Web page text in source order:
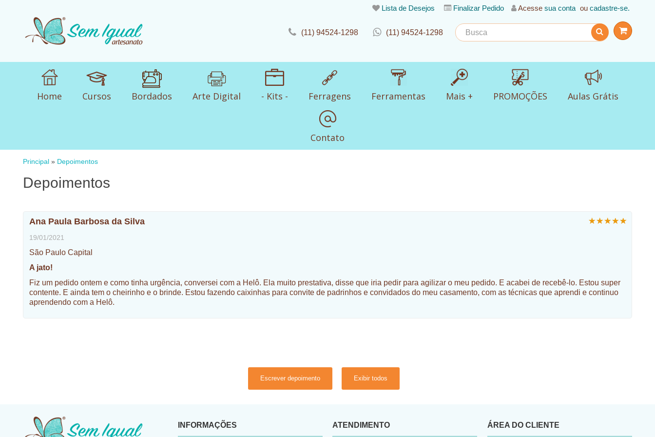
Lista de Desejos Finalizar Pedido Acesse sua conta ou cadastre-se.
(11) 94524-1298 (11) 94524-1298
Home Cursos Bordados Arte Digital - Kits - Ferragens Ferramentas Mais + PROMOÇÕES Aulas Grátis
Contato
Principal » Depoimentos
Depoimentos
Ana Paula Barbosa da Silva
19/01/2021
São Paulo Capital
A jato!
Fiz um pedido ontem e como tinha urgência, conversei com a Helô. Ela muito prestativa, disse que iria pedir para agilizar o meu pedido. E acabei de recebê-lo. Estou super
contente. E ainda tem o cheirinho e o brinde. Estou fazendo caixinhas para convite de padrinhos e convidados do meu casamento, com as técnicas que aprendi e continuo
aprendendo com a Helô.
Escrever depoimento Exibir todos
INFORMAÇÕES ATENDIMENTO ÁREA DO CLIENTE